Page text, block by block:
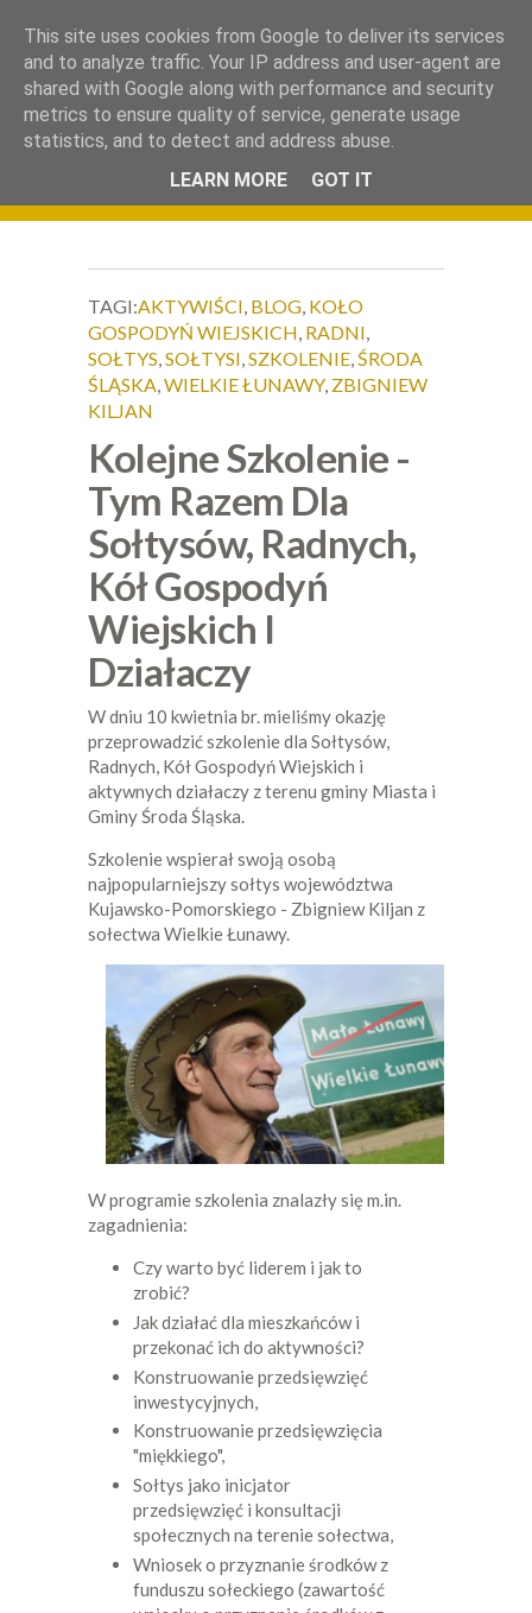
Okiem Obiektywu.
TAGI:AKTYWIŚCI, BLOG, KOŁO
GOSPODYŃ WIEJSKICH, RADNI,
SOŁTYS,SOŁTYSI,SZKOLENIE,ŚRODA
ŚLĄSKA,WIELKIE ŁUNAWY, ZBIGNIEW
KILJAN
Kolejne Szkolenie -
Tym Razem Dla
Sołtysów, Radnych,
Kół Gospodyń
Wiejskich I
Działaczy
W dniu 10 kwietnia br. mieliśmy okazję
przeprowadzić szkolenie dla Sołtysów,
Radnych, Kół Gospodyń Wiejskich i
aktywnych działaczy z terenu gminy Miasta i
Gminy Środa Śląska.
Szkolenie wspierał swoją osobą
najpopularniejszy sołtys województwa
Kujawsko-Pomorskiego - Zbigniew Kiljan z
sołectwa Wielkie Łunawy.
W programie szkolenia znalazły się m.in.
zagadnienia:
Czy warto być liderem i jak to
zrobić?
Jak działać dla mieszkańców i
przekonać ich do aktywności?
Konstruowanie przedsięwzięć
inwestycyjnych,
Konstruowanie przedsięwzięcia
"miękkiego",
Sołtys jako inicjator
przedsięwzięć i konsultacji
społecznych na terenie sołectwa,
Wniosek o przyznanie środków z
funduszu sołeckiego (zawartość
This site uses cookies from Google to deliver its services
and to analyze traffic. Your IP address and user-agent are
shared with Google along with performance and security
metrics to ensure quality of service, generate usage
statistics, and to detect and address abuse.
LEARN MORE
GOT IT